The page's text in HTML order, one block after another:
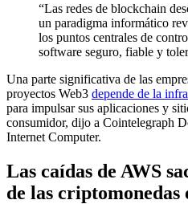
“Las redes de blockchain
un paradigma informático
los puntos centrales de
software seguro, fiable y
Una parte significativa de las
proyectos Web3 depende de la
para impulsar sus aplicaciones y
consumidor, dijo a Cointelegraph
Internet Computer.
Las caídas de AWS
de las criptomonedas